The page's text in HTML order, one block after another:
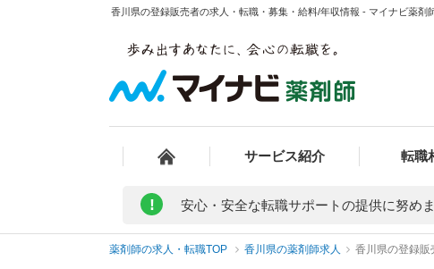
香川県の登録販売者の求人・転職・募集・給料/年収情報 - マイナビ薬剤
サービス紹介 転職
! 安心・安全な転職サポートの提供に努めま
薬剤師の求人・転職TOP 香川県の薬剤師求人 香川県の登録販